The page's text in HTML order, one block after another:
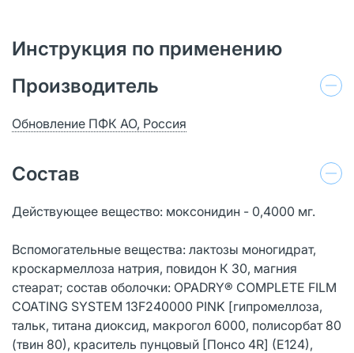
Инструкция по применению
Производитель
Обновление ПФК АО, Россия
Состав
Действующее вещество: моксонидин - 0,4000 мг.
Вспомогательные вещества: лактозы моногидрат,
кроскармеллоза натрия, повидон К 30, магния
стеарат; состав оболочки: OPADRY® COMPLETE FILM
COATING SYSTEM 13F240000 PINK [гипромеллоза,
тальк, титана диоксид, макрогол 6000, полисорбат 80
(твин 80), краситель пунцовый [Понсо 4R] (Е124),